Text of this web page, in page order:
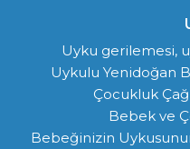
Uyku gerilemesi,
Uykulu Yenidoğan
Çocukluk
Bebek ve
Bebeğinizin